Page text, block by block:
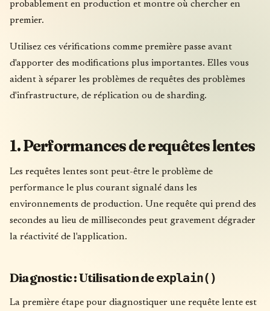
probablement en production et montre où chercher en
premier.
Utilisez ces vérifications comme première passe avant
d'apporter des modifications plus importantes. Elles vous
aident à séparer les problèmes de requêtes des problèmes
d'infrastructure, de réplication ou de sharding.
1. Performances de requêtes lentes
Les requêtes lentes sont peut-être le problème de
performance le plus courant signalé dans les
environnements de production. Une requête qui prend des
secondes au lieu de millisecondes peut gravement dégrader
la réactivité de l'application.
Diagnostic : Utilisation deexplain()
La première étape pour diagnostiquer une requête lente est